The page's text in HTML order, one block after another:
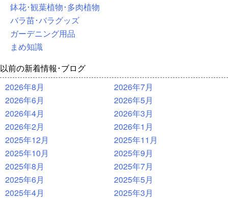
鉢花･観葉植物･多肉植物
バラ苗･バラグッズ
ガーデニング用品
まめ知識
以前の新着情報･ブログ
2026年8月
2026年7月
2026年6月
2026年5月
2026年4月
2026年3月
2026年2月
2026年1月
2025年12月
2025年11月
2025年10月
2025年9月
2025年8月
2025年7月
2025年6月
2025年5月
2025年4月
2025年3月